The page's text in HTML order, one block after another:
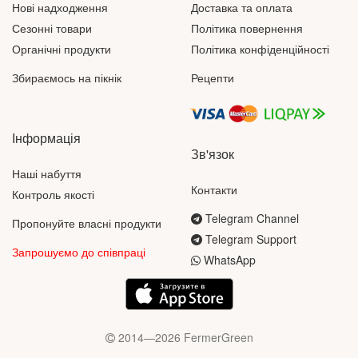
Нові надходження
Сезонні товари
Органічні продукти
Збираємось на пікнік
Доставка та оплата
Політика повернення
Політика конфіденційності
Рецепти
Інформація
Наші набуття
Контроль якості
Пропонуйте власні продукти
Запрошуємо до співпраці
Зв'язок
Контакти
Telegram Channel
Telegram Support
WhatsApp
2014—2026 FermerGreen